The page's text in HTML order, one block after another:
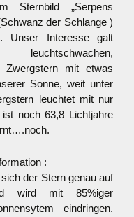
Sternbild „Serpens
der Schlange )
Unser Interesse galt
Zwergstern mit etwas
Sonne, weit unter
leuchtet mit nur
noch 63,8 Lichtjahre
:
der Stern genau auf
wird mit 85%iger
eindringen.